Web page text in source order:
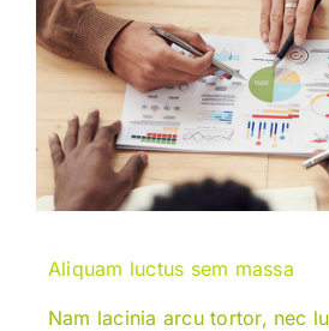
Aliquam luctus sem massa
Nam lacinia arcu tortor, nec